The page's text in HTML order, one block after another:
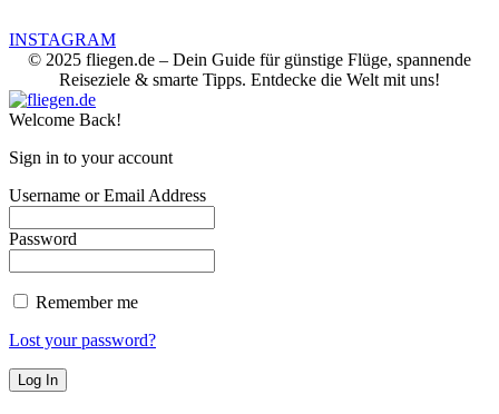
INSTAGRAM
© 2025 fliegen.de – Dein Guide für günstige Flüge, spannende
Reiseziele & smarte Tipps. Entdecke die Welt mit uns!
Welcome Back!
Sign in to your account
Username or Email Address
Password
Remember me
Lost your password?